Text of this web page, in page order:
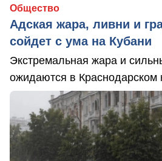
Общество
Адская жара, ливни и
сойдет с ума на Кубани
Экстремальная жара и
ожидаются в Краснодарском